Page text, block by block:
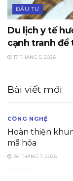
ĐẦU TƯ
Du lịch y tế
cạnh tranh
17 THÁNG 5, 2026
Bài viết mới
CÔNG NGHỆ
Hoàn thiện
mã hóa
26 THÁNG 7, 2026